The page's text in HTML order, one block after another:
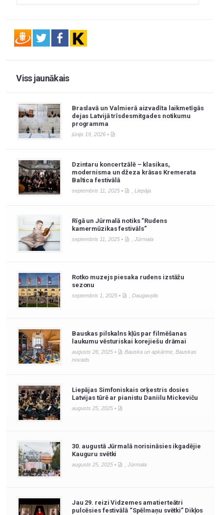
Viss jaunākais
Braslavā un Valmierā aizvadīta laikmetīgās
dejas Latvijā trīsdesmitgades notikumu
programma
jūnijs 19, 2026 •
Dzintaru koncertzālē – klasikas,
modernisma un džeza krāsas Kremerata
Baltica festivālā
septembris 11, 2025 • Liepāja
Rīgā un Jūrmalā notiks “Rudens
kamermūzikas festivāls”
septembris 11, 2025 • Jūrmala
Rotko muzejs piesaka rudens izstāžu
sezonu
septembris 1, 2025 • Daugavpils
Bauskas pilskalns kļūs par filmēšanas
laukumu vēsturiskai korejiešu drāmai
augusts 26, 2025 • Bauska un apkārtne, Bauskas
novads
Liepājas Simfoniskais orķestris dosies
Latvijas tūrē ar pianistu Daniilu Mickeviču
augusts 25, 2025 •
30. augustā Jūrmalā norisināsies ikgadējie
Kauguru svētki
augusts 25, 2025 • Jūrmala
Jau 29. reizi Vidzemes amatierteātri
pulcēsies festivālā “Spēlmaņu svētki” Dikļos